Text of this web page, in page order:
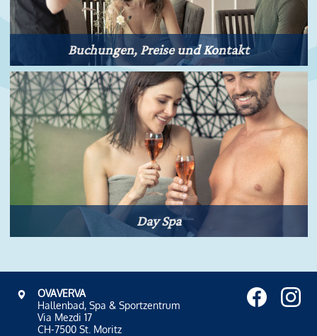
Buchungen, Preise und Kontakt
Day Spa
OVAVERVA
Hallenbad, Spa & Sportzentrum
Via Mezdi 17
CH-7500 St. Moritz